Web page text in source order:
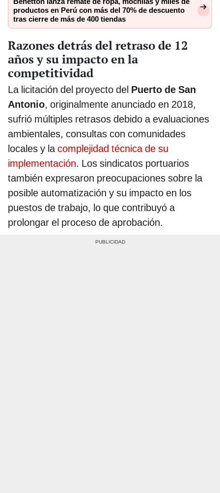
productos en Perú con más del 70% de descuento
tras cierre de más de 400 tiendas
Razones detrás del retraso de 12
años y su impacto en la
competitividad
La licitación del proyecto del Puerto de San
Antonio, originalmente anunciado en 2018,
sufrió múltiples retrasos debido a evaluaciones
ambientales, consultas con comunidades
locales y lacomplejidad técnica de su
implementación. Los sindicatos portuarios
también expresaron preocupaciones sobre la
posible automatización y su impacto en los
puestos de trabajo, lo que contribuyó a
prolongar el proceso de aprobación.